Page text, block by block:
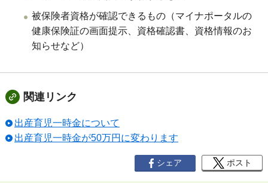
被保険者資格が確認できるもの（マイナポータルの
健康保険証の画面提示、資格確認書、資格情報のお
知らせなど）
関連リンク
出産育児一時金について
出産育児一時金が50万円に変わります
シェア ポスト